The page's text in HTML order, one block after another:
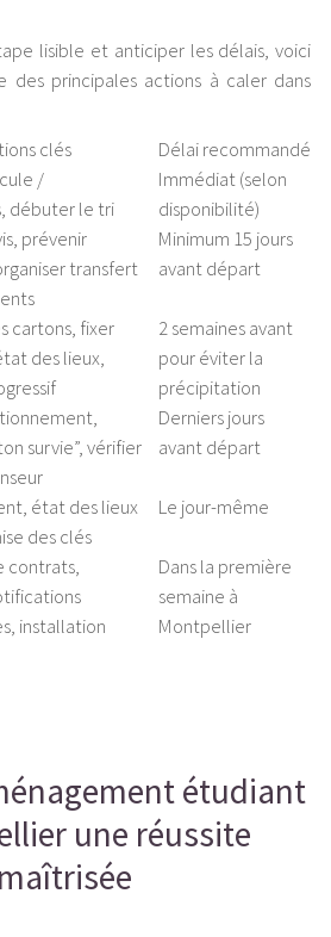
lisible et anticiper les délais, voici
des principales actions à caler dans
clés
Délai recommandé
/
débuter le tri
Immédiat (selon
disponibilité)
prévenir
transfert
Minimum 15 jours
avant départ
cartons, fixer
des lieux,
2 semaines avant
pour éviter la
précipitation
survie”, vérifier
Derniers jours
avant départ
état des lieux
des clés
Le jour-même
contrats,
installation
Dans la première
semaine à
Montpellier
étudiant
une réussite
maîtrisée